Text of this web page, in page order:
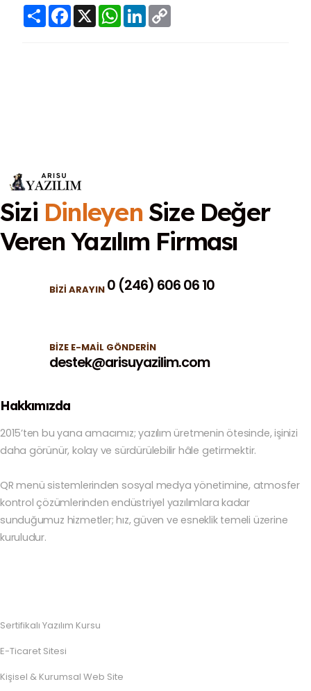
Share Facebook
X WhatsApp
LinkedIn
Sizi DinleyenSize Değer
VerenYazılım Firması
BIZI ARAYIN 0 (246) 606 06 10
BIZE E-MAIL GÖNDERIN
destek@arisuyazilim.com
Hakkımızda
2015’ten bu yana amacımız; yazılım üretmenin ötesinde, işinizi
daha görünür, kolay ve sürdürülebilir hâle getirmektir.
QR menü sistemlerinden sosyal medya yönetimine, atmosfer
kontrol çözümlerinden endüstriyel yazılımlara kadar
sunduğumuz hizmetler; hız, güven ve esneklik temeli üzerine
kuruludur.
Sertifikalı Yazılım Kursu
E-Ticaret Sitesi
Kişisel & Kurumsal Web Site